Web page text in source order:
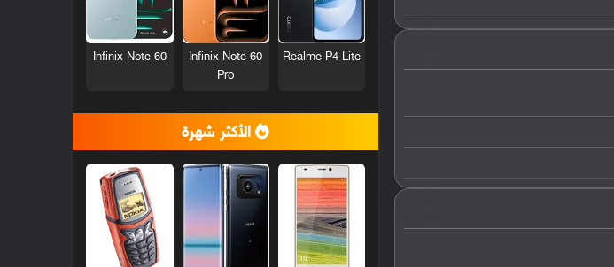
Realme P4 Lite
Infinix Note 60
Pro
Infinix Note 60
الأكثر شهرة